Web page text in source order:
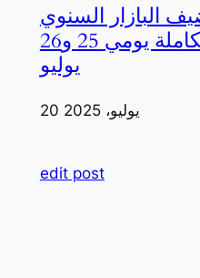
البازار السنوي
لجمعية الرعاية المتكاملة يومي 25 و26
يوليو
20 يوليو، 2025
edit post